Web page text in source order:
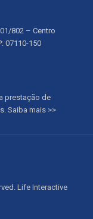
802 – Centro
07110-150
prestação de
Saiba mais >>
Life Interactive